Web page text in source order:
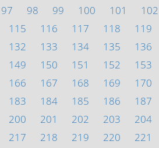
97 98 99 100 101 102
115 116 117 118 119
132 133 134 135 136
149 150 151 152 153
166 167 168 169 170
183 184 185 186 187
200 201 202 203 204
217 218 219 220 221